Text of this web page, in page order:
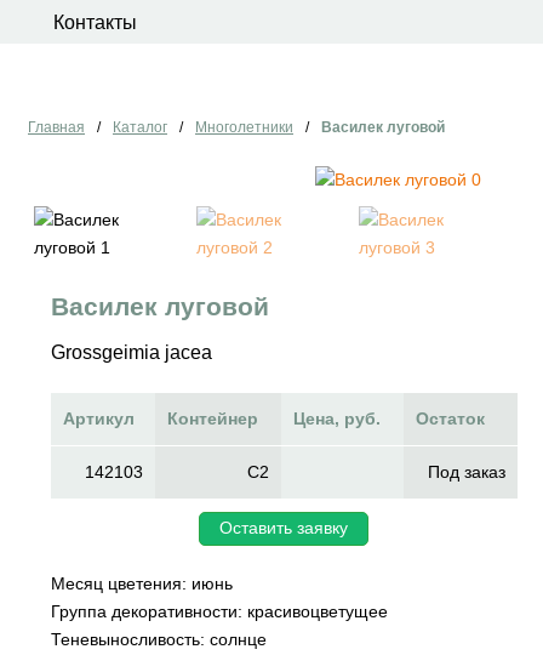
Контакты
Главная / Каталог / Многолетники / Василек луговой
Василек луговой
Grossgeimia jacea
Артикул Контейнер Цена, руб. Остаток
142103 C2 Под заказ
Оставить заявку
Месяц цветения: июнь
Группа декоративности: красивоцветущее
Теневыносливость: солнце